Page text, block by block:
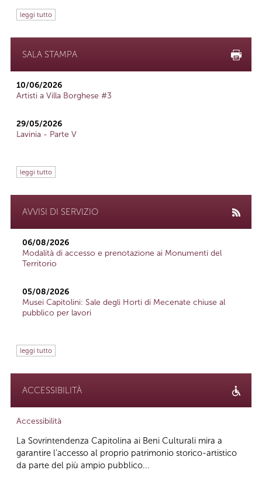
leggi tutto
SALA STAMPA
10/06/2026
Artisti a Villa Borghese #3
29/05/2026
Lavinia - Parte V
leggi tutto
AVVISI DI SERVIZIO
06/08/2026
Modalità di accesso e prenotazione ai Monumenti del
Territorio
05/08/2026
Musei Capitolini: Sale degli Horti di Mecenate chiuse al
pubblico per lavori
leggi tutto
ACCESSIBILITÀ
Accessibilità
La Sovrintendenza Capitolina ai Beni Culturali mira a
garantire l’accesso al proprio patrimonio storico-artistico
da parte del più ampio pubblico...